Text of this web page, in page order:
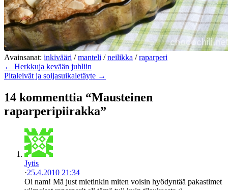
Avainsanat: inkivääri /manteli /neilikka /raparperi
← Herkkuja kevään juhliin
Pitaleivät ja soijasuikaletäyte →
14 kommenttia “Mausteinen
raparperipiirakka”
Jytis
·25.4.2010 21:34
Oi nam! Mä just mietinkin miten voisin hyödyntää pakastimet